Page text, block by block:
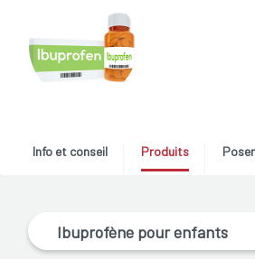
Info et conseil Produits
Ibuprofène pour enfants